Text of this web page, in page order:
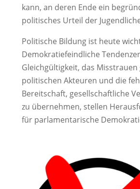
kann, an deren Ende ein
politisches Urteil der
Politische Bildung ist heute
Demokratiefeindliche
Gleichgültigkeit, das
politischen Akteuren und die
Bereitschaft, gesellschaftliche
zu übernehmen, stellen
für parlamentarische